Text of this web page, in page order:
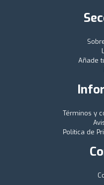
Añade
Términos y
Política de